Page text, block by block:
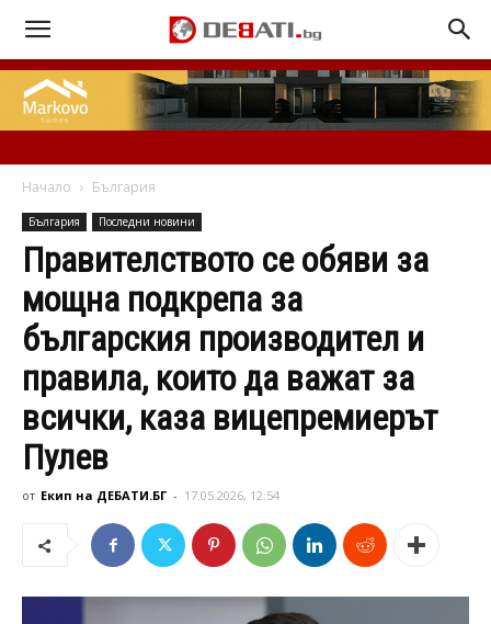
Начало България
България Последни новини
Правителството се обяви за
мощна подкрепа за
българския производител и
правила, които да важат за
всички, каза вицепремиерът
Пулев
от Екип на ДЕБАТИ.БГ - 17.05.2026, 12:54